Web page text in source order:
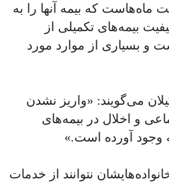
ماه‌هاست که بیمه آنها را به‌
بیمه‌های تکمیلی از
و بسیاری از موارد مورد
می‌گویند: «واریز نشدن
و اخلال در بیمه‌های
وجود آورده است.»
نتوانند از خدمات